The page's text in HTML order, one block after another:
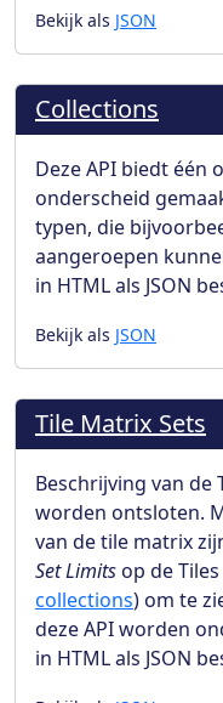
Bekijk als JSON
Collections
Deze API biedt één
onderscheid
typen, die
aangeroepen
in HTML als JSON
Bekijk als JSON
Tile Matrix Sets
Beschrijving van de
worden ontsloten.
van de tile matrix
Set Limitsop de
collections) om te
deze API worden
in HTML als JSON